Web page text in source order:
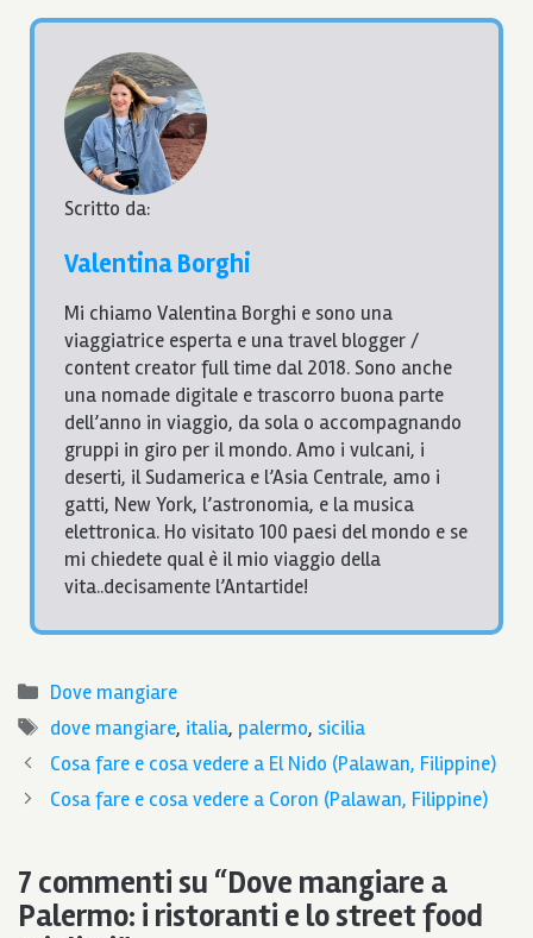
Scritto da:
Valentina Borghi
Mi chiamo Valentina Borghi e sono una
viaggiatrice esperta e una travel blogger /
content creator full time dal 2018. Sono anche
una nomade digitale e trascorro buona parte
dell’anno in viaggio, da sola o accompagnando
gruppi in giro per il mondo. Amo i vulcani, i
deserti, il Sudamerica e l’Asia Centrale, amo i
gatti, New York, l’astronomia, e la musica
elettronica. Ho visitato 100 paesi del mondo e se
mi chiedete qual è il mio viaggio della
vita..decisamente l’Antartide!
Categorie
Dove mangiare
Tag
dove mangiare, italia, palermo, sicilia
Cosa fare e cosa vedere a El Nido (Palawan, Filippine)
Cosa fare e cosa vedere a Coron (Palawan, Filippine)
7 commenti su “Dove mangiare a
Palermo: i ristoranti e lo street food